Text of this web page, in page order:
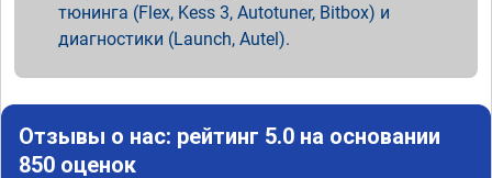
тюнинга (Flex, Kess 3, Autotuner, Bitbox) и
диагностики (Launch, Autel).
Отзывы о нас: рейтинг 5.0 на основании
850 оценок